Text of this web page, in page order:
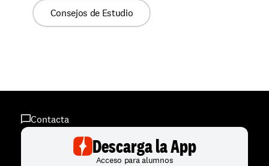
Consejos de Estudio
Contacta
Descarga la App
Acceso para alumnos